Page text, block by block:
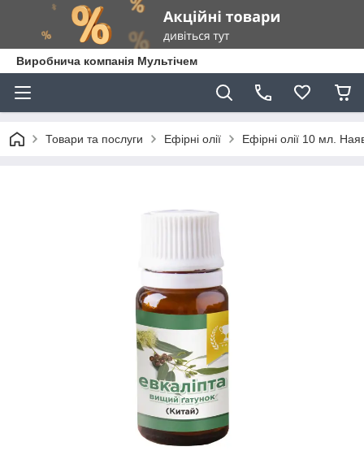
Виробнича компанія Мультічем
Товари та послуги Ефірні олії Ефірні олії 10 мл.